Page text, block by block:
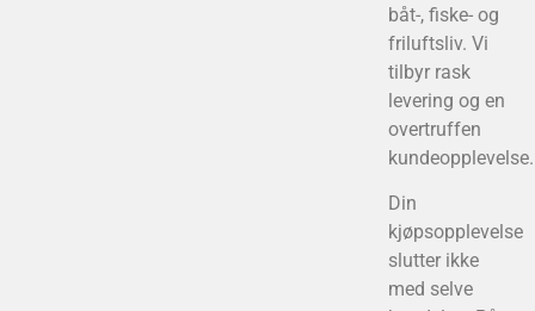
båt-, fiske- og
friluftsliv. Vi
tilbyr rask
levering og en
overtruffen
kundeopplevelse.
Din
kjøpsopplevelse
slutter ikke
med selve